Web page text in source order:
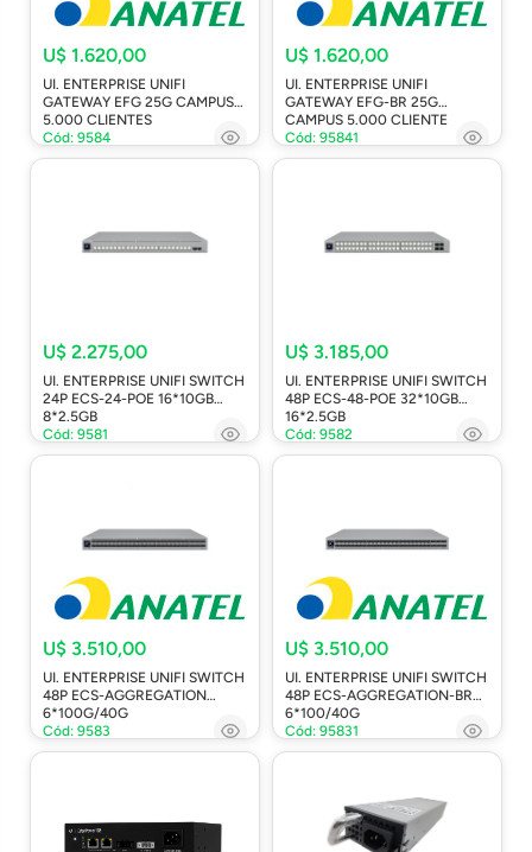
U$ 1.620,00
UI. ENTERPRISE UNIFI
GATEWAY EFG 25G CAMPUS
5.000 CLIENTES
Cód: 9584
U$ 1.620,00
UI. ENTERPRISE UNIFI
GATEWAY EFG-BR 25G
CAMPUS 5.000 CLIENTE
Cód: 95841
U$ 2.275,00
UI. ENTERPRISE UNIFI SWITCH
24P ECS-24-POE 16*10GB
8*2.5GB
Cód: 9581
U$ 3.185,00
UI. ENTERPRISE UNIFI SWITCH
48P ECS-48-POE 32*10GB
16*2.5GB
Cód: 9582
U$ 3.510,00
UI. ENTERPRISE UNIFI SWITCH
48P ECS-AGGREGATION
6*100G/40G
Cód: 9583
U$ 3.510,00
UI. ENTERPRISE UNIFI SWITCH
48P ECS-AGGREGATION-BR
6*100/40G
Cód: 95831